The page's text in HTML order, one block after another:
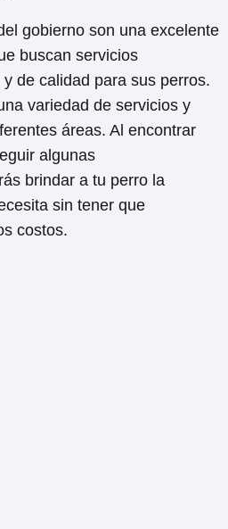
gobierno son una excelente
buscan servicios
de calidad para sus perros.
variedad de servicios y
áreas. Al encontrar
algunas
brindar a tu perro la
sin tener que
costos.